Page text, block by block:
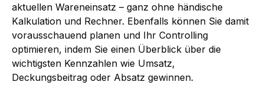
aktuellen Wareneinsatz – ganz ohne händische
Kalkulation und Rechner. Ebenfalls können Sie damit
vorausschauend planen und Ihr Controlling
optimieren, indem Sie einen Überblick über die
wichtigsten Kennzahlen wie Umsatz,
Deckungsbeitrag oder Absatz gewinnen.